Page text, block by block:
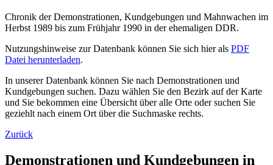
Chronik der Demonstrationen, Kundgebungen und Mahnwachen im
Herbst 1989 bis zum Frühjahr 1990 in der ehemaligen DDR.
Nutzungshinweise zur Datenbank können Sie sich hier als PDF
Datei herunterladen.
In unserer Datenbank können Sie nach Demonstrationen und
Kundgebungen suchen. Dazu wählen Sie den Bezirk auf der Karte
und Sie bekommen eine Übersicht über alle Orte oder suchen Sie
geziehlt nach einem Ort über die Suchmaske rechts.
Zurück
Demonstrationen und Kundgebungen in